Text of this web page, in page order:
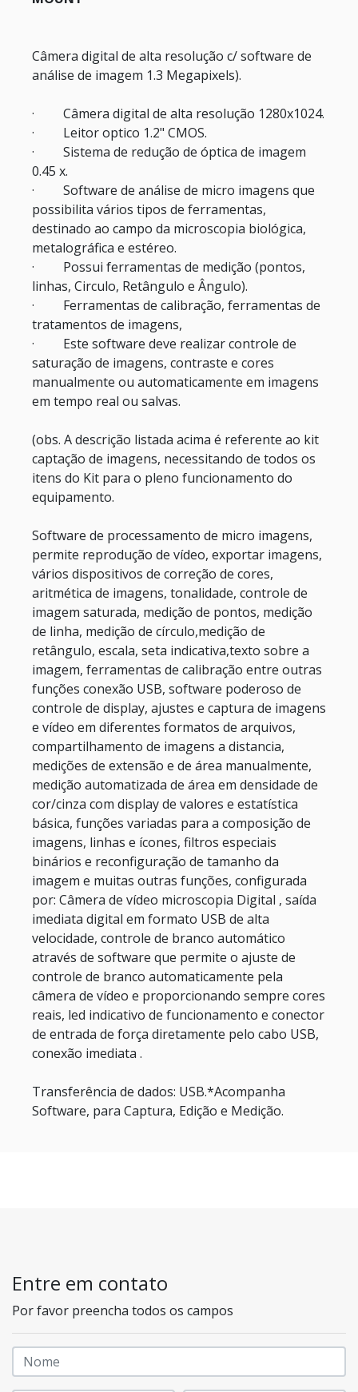
Câmera digital de alta resolução c/ software de
análise de imagem 1.3 Megapixels).
·
Câmera digital de alta resolução 1280x1024.
·
Leitor optico 1.2" CMOS.
·
Sistema de redução de óptica de imagem
0.45 x.
·
Software de análise de micro imagens que
possibilita vários tipos de ferramentas,
destinado ao campo da microscopia biológica,
metalográfica e estéreo.
·
Possui ferramentas de medição (pontos,
linhas, Circulo, Retângulo e Ângulo).
·
Ferramentas de calibração, ferramentas de
tratamentos de imagens,
·
Este software deve realizar controle de
saturação de imagens, contraste e cores
manualmente ou automaticamente em imagens
em tempo real ou salvas.
(obs. A descrição listada acima é referente ao kit
captação de imagens, necessitando de todos os
itens do Kit para o pleno funcionamento do
equipamento.
Software de processamento de micro imagens,
permite reprodução de vídeo, exportar imagens,
vários dispositivos de correção de cores,
aritmética de imagens, tonalidade, controle de
imagem saturada, medição de pontos, medição
de linha, medição de círculo,medição de
retângulo, escala, seta indicativa,texto sobre a
imagem, ferramentas de calibração entre outras
funções conexão USB, software poderoso de
controle de display, ajustes e captura de imagens
e vídeo em diferentes formatos de arquivos,
compartilhamento de imagens a distancia,
medições de extensão e de área manualmente,
medição automatizada de área em densidade de
cor/cinza com display de valores e estatística
básica, funções variadas para a composição de
imagens, linhas e ícones, filtros especiais
binários e reconfiguração de tamanho da
imagem e muitas outras funções, configurada
por: Câmera de vídeo microscopia Digital , saída
imediata digital em formato USB de alta
velocidade, controle de branco automático
através de software que permite o ajuste de
controle de branco automaticamente pela
câmera de vídeo e proporcionando sempre cores
reais, led indicativo de funcionamento e conector
de entrada de força diretamente pelo cabo USB,
conexão imediata .
Transferência de dados: USB.*Acompanha
Software, para Captura, Edição e Medição.
Entre em contato
Por favor preencha todos os campos